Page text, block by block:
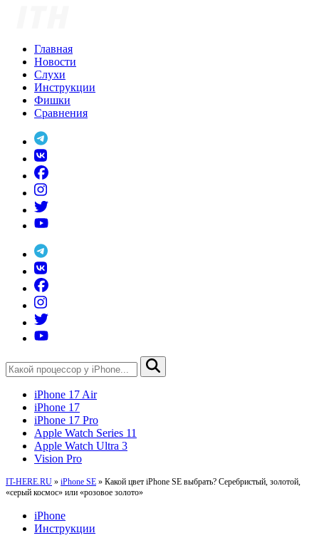
Главная
Новости
Слухи
Инструкции
Фишки
Сравнения
iPhone 17 Air
iPhone 17
iPhone 17 Pro
Apple Watch Series 11
Apple Watch Ultra 3
Vision Pro
IT-HERE.RU » iPhone SE » Какой цвет iPhone SE выбрать? Серебристый, золотой,
«серый космос» или «розовое золото»
iPhone
Инструкции